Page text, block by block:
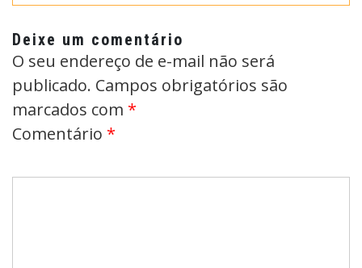
Deixe um comentário
O seu endereço de e-mail não será
publicado. Campos obrigatórios são
marcados com *
Comentário *